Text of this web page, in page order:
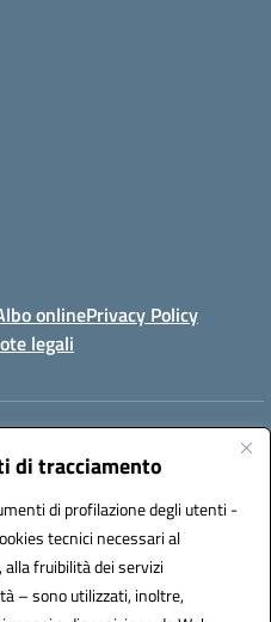
di tracciamento
di profilazione degli utenti -
tecnici necessari al
fruibilità dei servizi
– sono utilizzati, inoltre,
onlinePrivacy Policy
legali
SANTA (TP)